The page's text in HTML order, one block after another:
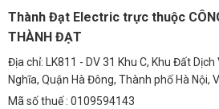
Thành Đạt Electric trực thuộc
THÀNH ĐẠT
Địa chỉ: LK811 - DV 31 Khu C, Khu Đất
Nghĩa, Quận Hà Đông, Thành phố Hà Nội,
Mã số thuế : 0109594143